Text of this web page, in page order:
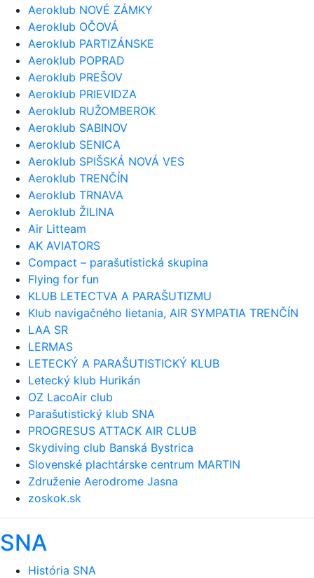
Aeroklub NOVÉ ZÁMKY
Aeroklub OČOVÁ
Aeroklub PARTIZÁNSKE
Aeroklub POPRAD
Aeroklub PREŠOV
Aeroklub PRIEVIDZA
Aeroklub RUŽOMBEROK
Aeroklub SABINOV
Aeroklub SENICA
Aeroklub SPIŠSKÁ NOVÁ VES
Aeroklub TRENČÍN
Aeroklub TRNAVA
Aeroklub ŽILINA
Air Litteam
AK AVIATORS
Compact – parašutistická skupina
Flying for fun
KLUB LETECTVA A PARAŠUTIZMU
Klub navigačného lietania, AIR SYMPATIA TRENČÍN
LAA SR
LERMAS
LETECKÝ A PARAŠUTISTICKÝ KLUB
Letecký klub Hurikán
OZ LacoAir club
Parašutistický klub SNA
PROGRESUS ATTACK AIR CLUB
Skydiving club Banská Bystrica
Slovenské plachtárske centrum MARTIN
Združenie Aerodrome Jasna
zoskok.sk
SNA
História SNA